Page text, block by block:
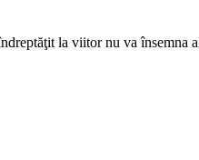
la viitor nu va însemna